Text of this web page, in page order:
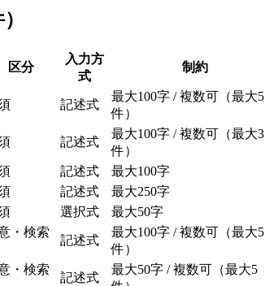
区分
入力方
式
制約
記述式
最大100字 / 複数可（最大5
件）
記述式
最大100字 / 複数可（最大3
件）
記述式 最大100字
記述式 最大250字
選択式 最大50字
・検索
記述式
最大100字 / 複数可（最大5
件）
・検索
記述式
最大50字 / 複数可（最大5